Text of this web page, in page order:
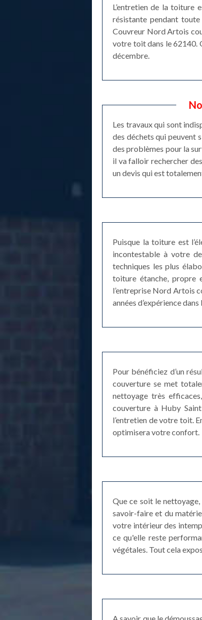
L’entretien de la toiture
résistante pendant
Couvreur Nord Artois
votre toit dans le 62140.
décembre.
Les travaux qui sont
des déchets qui peuvent
des problèmes pour la
il va falloir rechercher
un devis qui est
Puisque la toiture est
incontestable à votre
techniques les plus
toiture étanche, propre
l’entreprise Nord Artois
années d’expérience
Pour bénéficiez d’un
couverture se met
nettoyage très
couverture à Huby
l’entretien de votre toit.
optimisera votre confort.
Que ce soit le
savoir-faire et du
votre intérieur des
ce qu'elle reste
végétales. Tout cela